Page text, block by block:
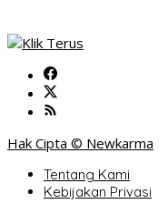
Hak Cipta © Newkarma
Tentang Kami
Kebijakan Privasi